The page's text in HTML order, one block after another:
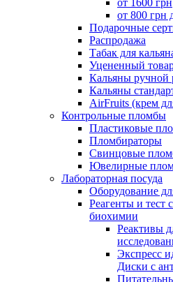
от 1600 грн
от 800 грн
Подарочные
Распродажа
Табак для
Уцененный
Кальяны ручной
Кальяны
AirFruits (крем
Контрольные пломбы
Пластиковые
Пломбираторы
Свинцовые
Ювелирные
Лабораторная посуда
Оборудование
Реагенты и тест
биохимии
Реактивы
Экспресс
Диски с